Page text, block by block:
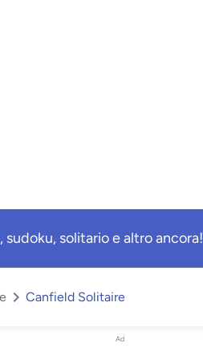
solitario e altro ancora!
Canfield Solitaire
Ad